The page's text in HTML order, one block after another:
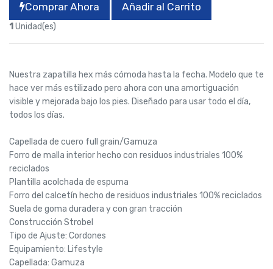
Comprar Ahora Añadir al Carrito
1 Unidad(es)
Nuestra zapatilla hex más cómoda hasta la fecha. Modelo que te
hace ver más estilizado pero ahora con una amortiguación
visible y mejorada bajo los pies. Diseñado para usar todo el día,
todos los días.
Capellada de cuero full grain/Gamuza
Forro de malla interior hecho con residuos industriales 100%
reciclados
Plantilla acolchada de espuma
Forro del calcetín hecho de residuos industriales 100% reciclados
Suela de goma duradera y con gran tracción
Construcción Strobel
Tipo de Ajuste: Cordones
Equipamiento: Lifestyle
Capellada: Gamuza